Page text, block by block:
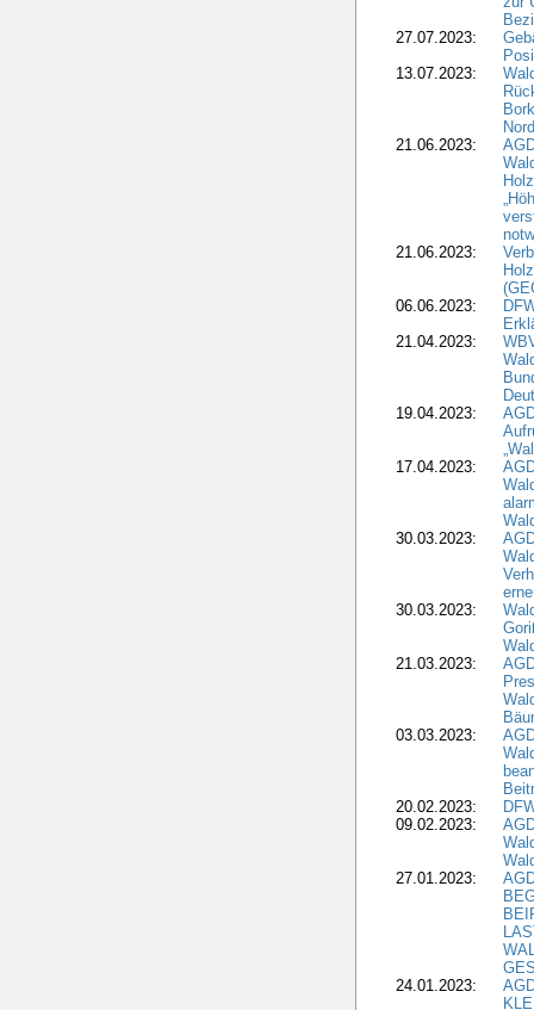
27.07.2023:
13.07.2023:
21.06.2023:
21.06.2023:
06.06.2023:
21.04.2023:
19.04.2023:
17.04.2023:
30.03.2023:
30.03.2023:
21.03.2023:
03.03.2023:
20.02.2023:
09.02.2023:
27.01.2023:
24.01.2023: